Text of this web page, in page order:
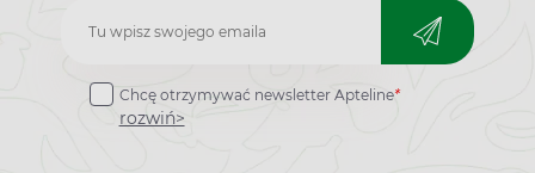
Zapisz
do
newslettera
Chcę otrzymywać newsletter Apteline*
rozwiń>